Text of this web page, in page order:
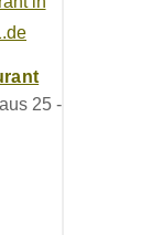
25 -